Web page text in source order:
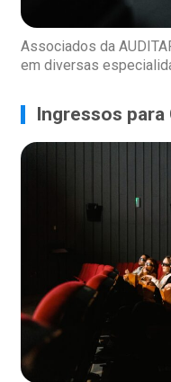
Associados da
em diversas
Ingressos para